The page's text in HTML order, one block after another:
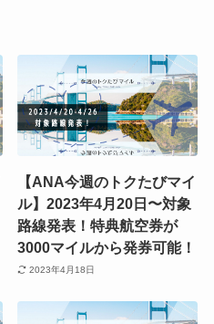
【ANA今週のトクたびマイ
ル】2023年4月20日〜対象
路線発表！特典航空券が
3000マイルから発券可能！
2023年4月18日